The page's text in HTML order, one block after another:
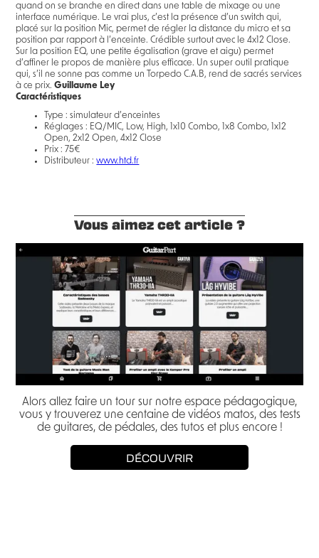
quand on se branche en direct dans une table de mixage ou une
interface numérique. Le vrai plus, c’est la présence d’un switch qui,
placé sur la position Mic, permet de régler la distance du micro et sa
position par rapport à l’enceinte. Crédible surtout avec le 4x12 Close.
Sur la position EQ, une petite égalisation (grave et aigu) permet
d’affiner le propos de manière plus efficace. Un super outil pratique
qui, s’il ne sonne pas comme un Torpedo C.A.B, rend de sacrés services
à ce prix.Guillaume Ley
Caractéristiques
Type : simulateur d’enceintes
Réglages : EQ/MIC, Low, High, 1x10 Combo, 1x8 Combo, 1x12
Open, 2x12 Open, 4x12 Close
Prix : 75€
Distributeur :www.htd.fr
Vous aimez cet article ?
Alors allez faire un tour sur notre espace pédagogique,
vous y trouverez une centaine de vidéos matos, des tests
de guitares, de pédales, des tutos et plus encore !
DÉCOUVRIR